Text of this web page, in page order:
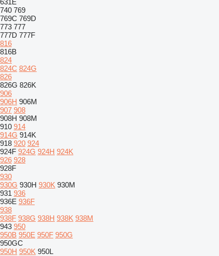
631E
740 769
769C 769D
773 777
777D 777F
816
816B
824
824C 824G
826
826G 826K
906
906H 906M
907 908
908H 908M
910 914
914G 914K
918 920 924
924F 924G 924H 924K
926 928
928F
930
930G 930H 930K 930M
931 936
936E 936F
938
938F 938G 938H 938K 938M
943 950
950B 950E 950F 950G
950GC
950H 950K 950L